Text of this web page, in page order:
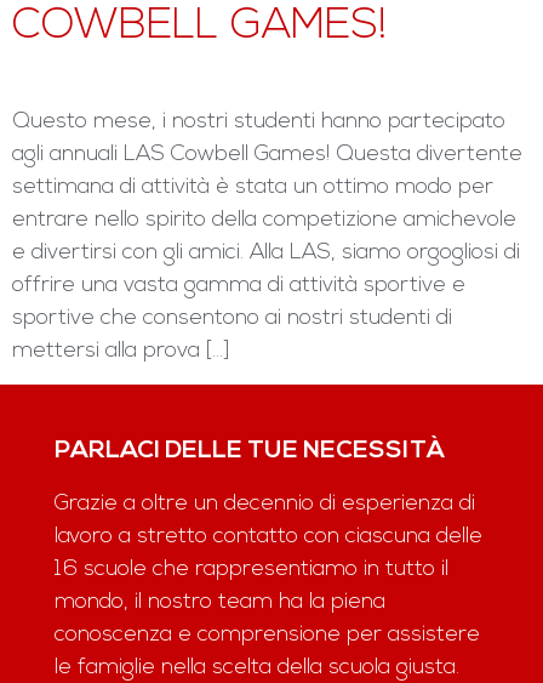
COWBELL GAMES!
Questo mese, i nostri studenti hanno partecipato
agli annuali LAS Cowbell Games! Questa divertente
settimana di attività è stata un ottimo modo per
entrare nello spirito della competizione amichevole
e divertirsi con gli amici. Alla LAS, siamo orgogliosi di
offrire una vasta gamma di attività sportive e
sportive che consentono ai nostri studenti di
mettersi alla prova […]
PARLACI DELLE TUE NECESSITÀ
Grazie a oltre un decennio di esperienza di
lavoro a stretto contatto con ciascuna delle
16 scuole che rappresentiamo in tutto il
mondo, il nostro team ha la piena
conoscenza e comprensione per assistere
le famiglie nella scelta della scuola giusta.